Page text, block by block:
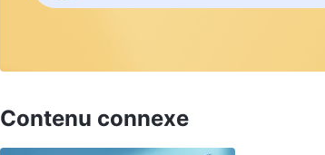
Contenu connexe